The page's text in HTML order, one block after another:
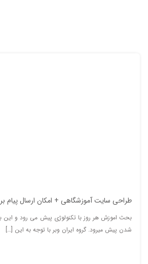
طراحی سایت آموزشگاهی + امکان ارسال پیام
بحث اموزش هر روز با تکنولوژی پیش می رود و
شدن پیش میرود. گروه ایران وبر با توجه به این […]